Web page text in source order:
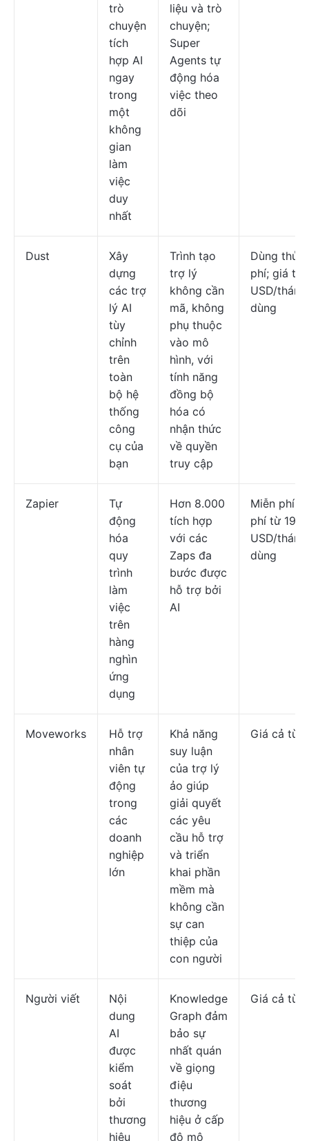
trò
chuyện
tích
hợp AI
ngay
trong
một
không
gian
làm
việc
duy
nhất
liệu và trò
chuyện;
Super
Agents tự
động hóa
việc theo
dõi
Dust
Xây
dựng
các trợ
lý AI
tùy
chỉnh
trên
toàn
bộ hệ
thống
công
cụ của
bạn
Trình tạo
trợ lý
không cần
mã, không
phụ thuộc
vào mô
hình, với
tính năng
đồng bộ
hóa có
nhận thức
về quyền
truy cập
Dùng thử
phí; giá từ
USD/
dùng
Zapier
Tự
động
hóa
quy
trình
làm
việc
trên
hàng
nghìn
ứng
dụng
Hơn 8.000
tích hợp
với các
Zaps đa
bước được
hỗ trợ bởi
AI
Miễn phí;
phí từ
USD/
dùng
Moveworks
Hỗ trợ
nhân
viên tự
động
trong
các
doanh
nghiệp
lớn
Khả năng
suy luận
của trợ lý
ảo giúp
giải quyết
các yêu
cầu hỗ trợ
và triển
khai phần
mềm mà
không cần
sự can
thiệp của
con người
Giá cả tùy
Người viết
Nội
dung
AI
được
kiểm
soát
bởi
thương
hiệu
Knowledge
Graph đảm
bảo sự
nhất quán
về giọng
điệu
thương
hiệu ở cấp
độ mô
Giá cả tùy